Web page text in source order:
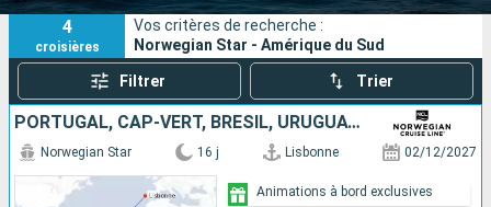
Rechercher
4
croisières
Vos critères de recherche :
Norwegian Star - Amérique du Sud
Filtrer Trier
PORTUGAL, CAP-VERT, BRÉSIL, URUGUAY, ARGENTINE
Norwegian Star 16 j Lisbonne 02/12/2027
Animations à bord exclusives